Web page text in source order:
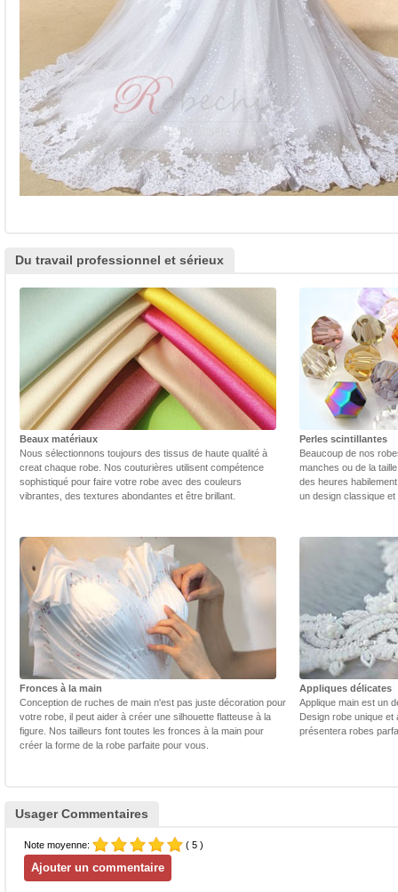
Du travail professionnel et sérieux
Beaux matériaux
Nous sélectionnons toujours des tissus de haute qualité à
creat chaque robe. Nos couturières utilisent compétence
sophistiqué pour faire votre robe avec des couleurs
vibrantes, des textures abondantes et être brillant.
Perles scintillantes
Beaucoup de nos
manches ou de la
des heures
un design classique
Fronces à la main
Conception de ruches de main n'est pas juste décoration pour
votre robe, il peut aider à créer une silhouette flatteuse à la
figure. Nos tailleurs font toutes les fronces à la main pour
créer la forme de la robe parfaite pour vous.
Appliques délicates
Applique main est un
Design robe unique et
présentera robes
Usager Commentaires
Note moyenne: ( 5 )